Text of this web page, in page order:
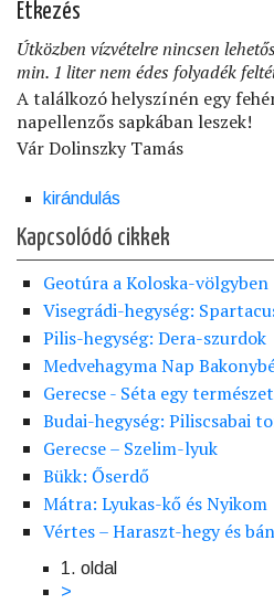
Étkezés
Útközben vízvételre nincsen
min. 1 liter nem édes folyadék
A találkozó helyszínén egy
napellenzős sapkában leszek!
Vár Dolinszky Tamás
kirándulás
Kapcsolódó cikkek
Geotúra a Koloska-völgyben
Visegrádi-hegység:
Pilis-hegység: Dera-szurdok
Medvehagyma Nap
Gerecse - Séta egy
Budai-hegység: Piliscsabai
Gerecse – Szelim-lyuk
Bükk: Őserdő
Mátra: Lyukas-kő és Nyikom
Vértes – Haraszt-hegy és
Oldalszámozás
1. oldal
Következő
>